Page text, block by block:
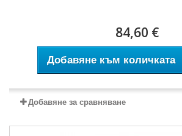
84,60 €
Добавяне към количката
Добавяне за сравняване